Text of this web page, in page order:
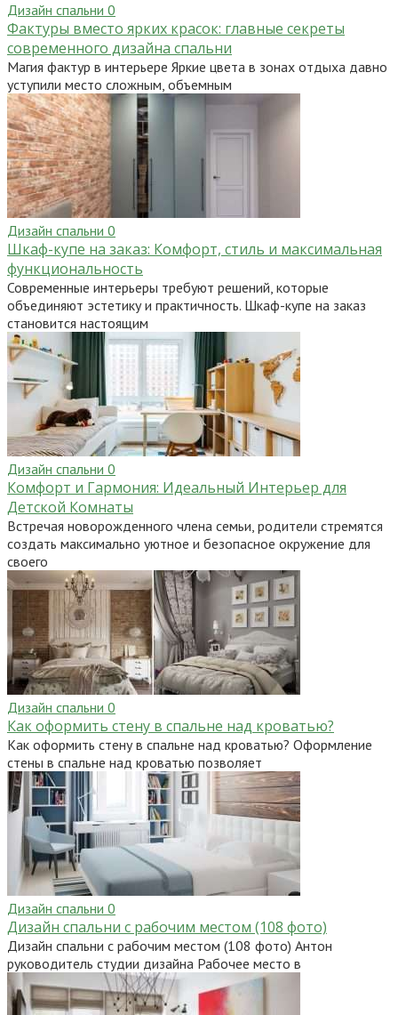
Дизайн спальни 0
Фактуры вместо ярких красок: главные секреты
современного дизайна спальни
Магия фактур в интерьере Яркие цвета в зонах отдыха давно
уступили место сложным, объемным
Дизайн спальни 0
Шкаф-купе на заказ: Комфорт, стиль и максимальная
функциональность
Современные интерьеры требуют решений, которые
объединяют эстетику и практичность. Шкаф-купе на заказ
становится настоящим
Дизайн спальни 0
Комфорт и Гармония: Идеальный Интерьер для
Детской Комнаты
Встречая новорожденного члена семьи, родители стремятся
создать максимально уютное и безопасное окружение для
своего
Дизайн спальни 0
Как оформить стену в спальне над кроватью?
Как оформить стену в спальне над кроватью? Оформление
стены в спальне над кроватью позволяет
Дизайн спальни 0
Дизайн спальни с рабочим местом (108 фото)
Дизайн спальни с рабочим местом (108 фото) Антон
руководитель студии дизайна Рабочее место в